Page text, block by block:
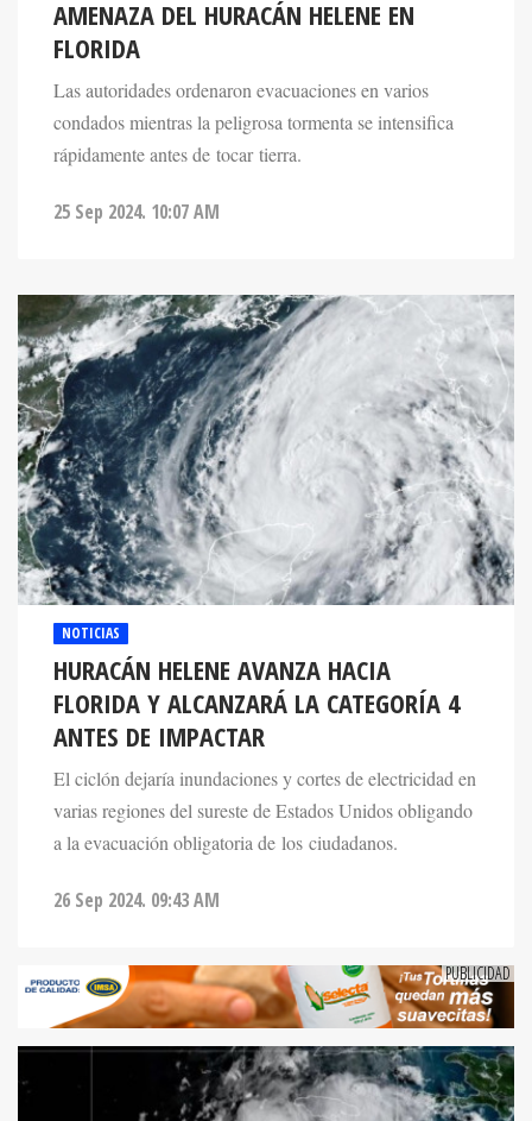
AMENAZA DEL HURACÁN HELENE EN
FLORIDA
Las autoridades ordenaron evacuaciones en varios
condados mientras la peligrosa tormenta se intensifica
rápidamente antes de tocar tierra.
25 Sep 2024. 10:07 AM
NOTICIAS
HURACÁN HELENE AVANZA HACIA
FLORIDA Y ALCANZARÁ LA CATEGORÍA 4
ANTES DE IMPACTAR
El ciclón dejaría inundaciones y cortes de electricidad en
varias regiones del sureste de Estados Unidos obligando
a la evacuación obligatoria de los ciudadanos.
26 Sep 2024. 09:43 AM